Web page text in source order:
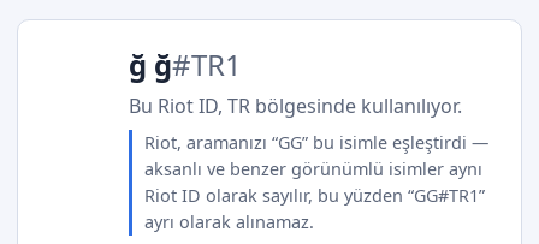
ğ ğ#TR1
Bu Riot ID, TR bölgesinde kullanılıyor.
Riot, aramanızı “GG” bu isimle eşleştirdi —
aksanlı ve benzer görünümlü isimler aynı
Riot ID olarak sayılır, bu yüzden “GG#TR1”
ayrı olarak alınamaz.